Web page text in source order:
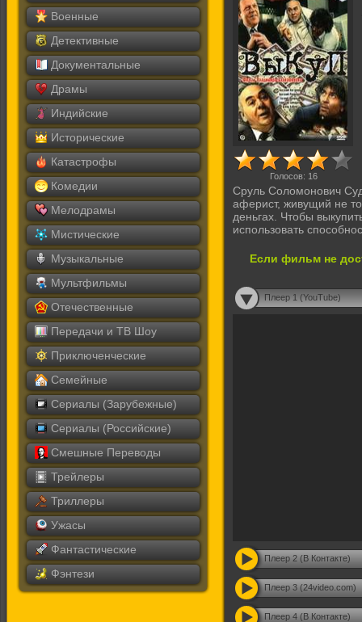
Военные
Детективные
Документальные
Драмы
Индийские
Исторические
Катастрофы
Комедии
Мелодрамы
Мистические
Музыкальные
Мультфильмы
Отечественные
Передачи и ТВ Шоу
Приключенческие
Семейные
Сериалы (Зарубежные)
Сериалы (Российские)
Смешные Переводы
Трейлеры
Триллеры
Ужасы
Фантастические
Фэнтези
Голосов: 16
Сруль Соломонович
аферист, живущий не
деньгах. Чтобы
использовать
Если фильм не
Плеер 1 (YouTube)
Плеер 2 (В Контакте)
Плеер 3 (24video.com)
Плеер 4 (В Контакте)